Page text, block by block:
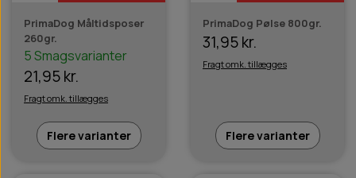
PrimaDog Måltidsposer
260gr.
5 Smagsvarianter
21,95 kr.
Fragt omk. tillægges
Flere varianter
PrimaDog Pølse 800gr.
31,95 kr.
Fragt omk. tillægges
Flere varianter